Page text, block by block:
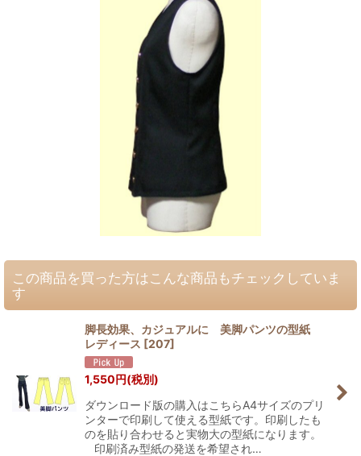
この商品を買った方はこんな商品もチェックしていま
す
脚長効果、カジュアルに 美脚パンツの型紙
レディース [207]
1,550円(税別)
ダウンロード版の購入はこちらA4サイズのプリ
ンターで印刷して使える型紙です。印刷したも
のを貼り合わせると実物大の型紙になります。
印刷済み型紙の発送を希望され…